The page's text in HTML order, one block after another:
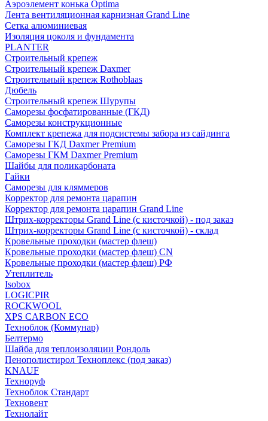
Аэроэлемент конька Optima
Лента вентиляционная карнизная Grand Line
Сетка алюминиевая
Изоляция цоколя и фундамента
PLANTER
Строительный крепеж
Строительный крепеж Daxmer
Строительный крепеж Rothoblaas
Дюбель
Строительный крепеж Шурупы
Саморeзы фосфатированные (ГКД)
Саморезы конструкционные
Комплект крепежа для подсистемы забора из сайдинга
Саморезы ГКД Daxmer Premium
Саморезы ГКМ Daxmer Premium
Шайбы для поликарбоната
Гайки
Саморезы для кляммеров
Корректор для ремонта царапин
Корректор для ремонта царапин Grand Line
Штрих-корректоры Grand Line (с кисточкой) - под заказ
Штрих-корректоры Grand Line (с кисточкой) - склад
Кровельные проходки (мастер флеш)
Кровельные проходки (мастер флеш) CN
Кровельные проходки (мастер флеш) РФ
Утеплитель
Isobox
LOGICPIR
ROCKWOOL
XPS CARBON ECO
Техноблок (Коммунар)
Белтермо
Шайба для теплоизоляции Рондоль
Пенополистирол Техноплекс (под заказ)
KNАUF
Технoруф
Техноблок Стандарт
Техновент
Технолайт